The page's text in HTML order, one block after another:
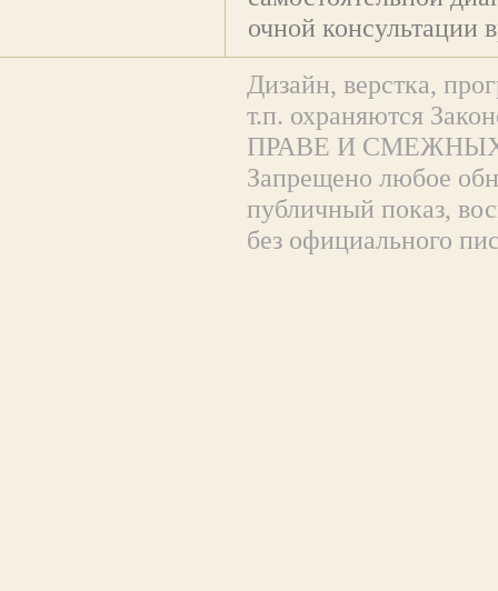
очной консультации
Дизайн, верстка,
т.п. охраняются
ПРАВЕ И
Запрещено любое
публичный показ,
без официального